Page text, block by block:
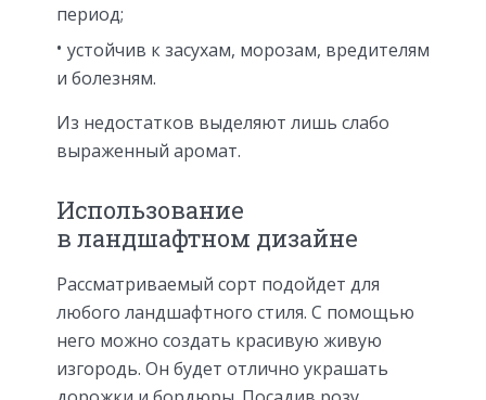
период;
устойчив к засухам, морозам, вредителям
и болезням.
Из недостатков выделяют лишь слабо
выраженный аромат.
Использование
в ландшафтном дизайне
Рассматриваемый сорт подойдет для
любого ландшафтного стиля. С помощью
него можно создать красивую живую
изгородь. Он будет отлично украшать